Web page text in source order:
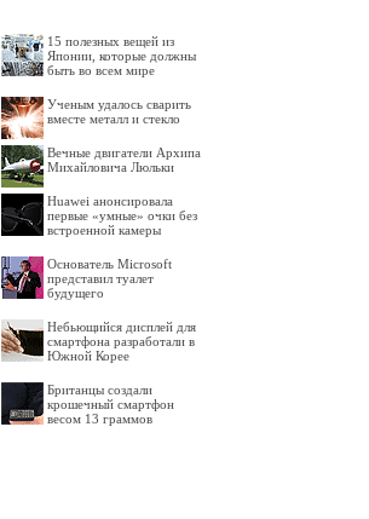
15 полезных вещей из
Японии, которые должны
быть во всем мире
Ученым удалось сварить
вместе металл и стекло
Вечные двигатели Архипа
Михайловича Люльки
Huawei анонсировала
первые «умные» очки без
встроенной камеры
Основатель Microsoft
представил туалет
будущего
Небьющийся дисплей для
смартфона разработали в
Южной Корее
Британцы создали
крошечный смартфон
весом 13 граммов